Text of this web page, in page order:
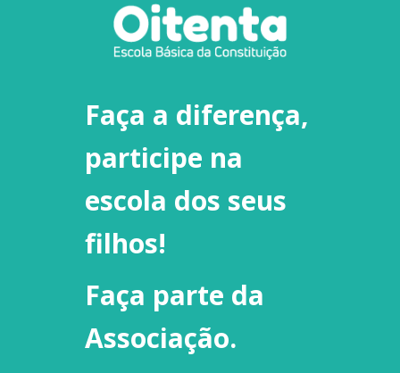
Faça a diferença,
participe na
escola dos seus
filhos!
Faça parte da
Associação.